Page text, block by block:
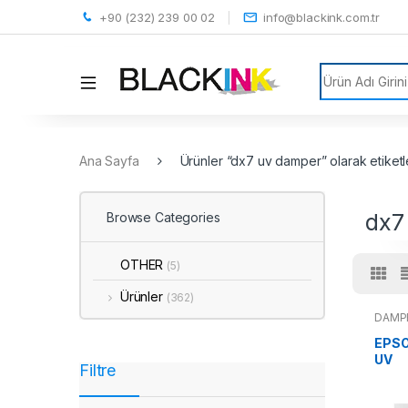
+90 (232) 239 00 02 info@blackink.com.tr
Search for:
Ana Sayfa Ürünler “dx7 uv damper” olarak
UV
Browse Categories
OTHER (5)
Ürünler (362)
Filtre